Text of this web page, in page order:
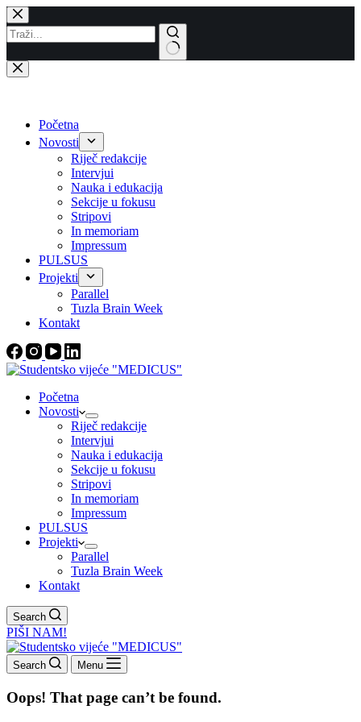
Skip
to
content
No
results
Početna
Novosti
Riječ redakcije
Intervjui
Nauka i edukacija
Sekcije u fokusu
Stripovi
In memoriam
Impressum
PULSUS
Projekti
Parallel
Tuzla Brain Week
Kontakt
Početna
Novosti
Riječ redakcije
Intervjui
Nauka i edukacija
Sekcije u fokusu
Stripovi
In memoriam
Impressum
PULSUS
Projekti
Parallel
Tuzla Brain Week
Kontakt
Search
PIŠI NAM!
Search Menu
Oops! That page can’t be found.